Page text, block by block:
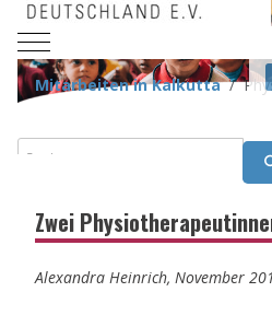
Mobile Menu Toggle
Mitarbeiten in Kalkutta
Suchen
Zwei
Alexandra Heinrich, November